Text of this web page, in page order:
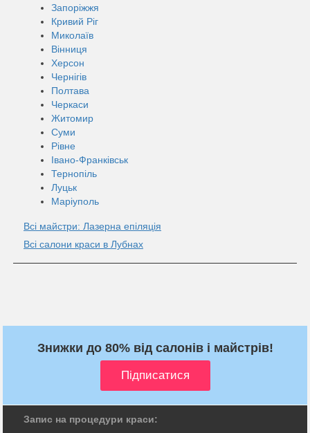
Запоріжжя
Кривий Ріг
Миколаїв
Вінниця
Херсон
Чернігів
Полтава
Черкаси
Житомир
Суми
Рівне
Івано-Франківськ
Тернопіль
Луцьк
Маріуполь
Всі майстри: Лазерна епіляція
Всі салони краси в Лубнах
Знижки до 80% від салонів і майстрів!
Запис на процедури краси: